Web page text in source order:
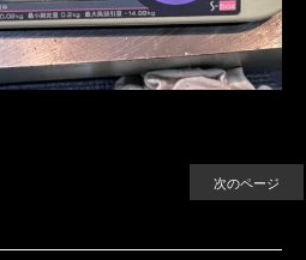
次のページ